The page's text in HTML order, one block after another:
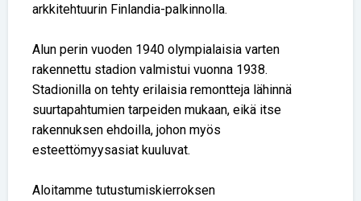
arkkitehtuurin Finlandia-palkinnolla.
Alun perin vuoden 1940 olympialaisia varten
rakennettu stadion valmistui vuonna 1938.
Stadionilla on tehty erilaisia remontteja lähinnä
suurtapahtumien tarpeiden mukaan, eikä itse
rakennuksen ehdoilla, johon myös
esteettömyysasiat kuuluvat.
Aloitamme tutustumiskierroksen